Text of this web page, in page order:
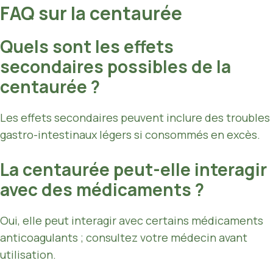
FAQ sur la centaurée
Quels sont les effets
secondaires possibles de la
centaurée ?
Les effets secondaires peuvent inclure des troubles
gastro-intestinaux légers si consommés en excès.
La centaurée peut-elle interagir
avec des médicaments ?
Oui, elle peut interagir avec certains médicaments
anticoagulants ; consultez votre médecin avant
utilisation.